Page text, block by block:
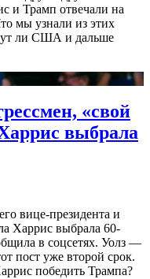
и Трамп отвечали на
мы узнали из этих
ли США и дальше
«свой
выбрала
вице-президента и
Харрис выбрала 60-
в соцсетях. Уолз —
пост уже второй срок.
победить Трампа?